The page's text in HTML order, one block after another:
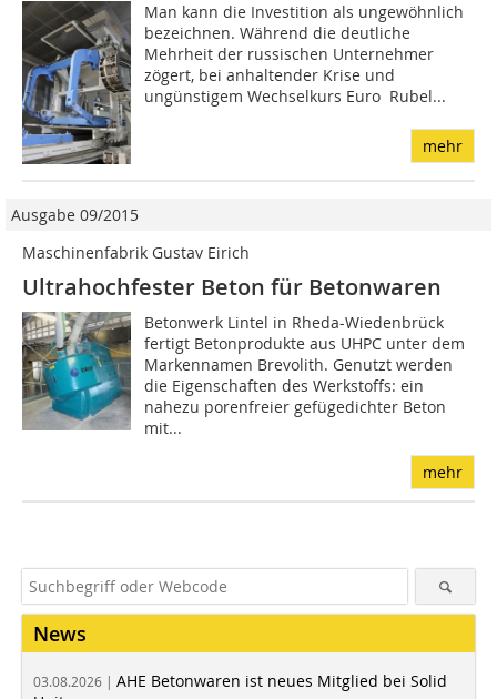
Man kann die Investition als ungewöhnlich
bezeichnen. Während die deutliche
Mehrheit der russischen Unternehmer
zögert, bei anhaltender Krise und
ungünstigem Wechselkurs Euro  Rubel...
mehr
Ausgabe 09/2015
Maschinenfabrik Gustav Eirich
Ultrahochfester Beton für Betonwaren
Betonwerk Lintel in Rheda-Wiedenbrück
fertigt Betonprodukte aus UHPC unter dem
Markennamen Brevolith. Genutzt werden
die Eigenschaften des Werkstoffs: ein
nahezu porenfreier gefügedichter Beton
mit...
mehr
News
03.08.2026 | AHE Betonwaren ist neues Mitglied bei Solid